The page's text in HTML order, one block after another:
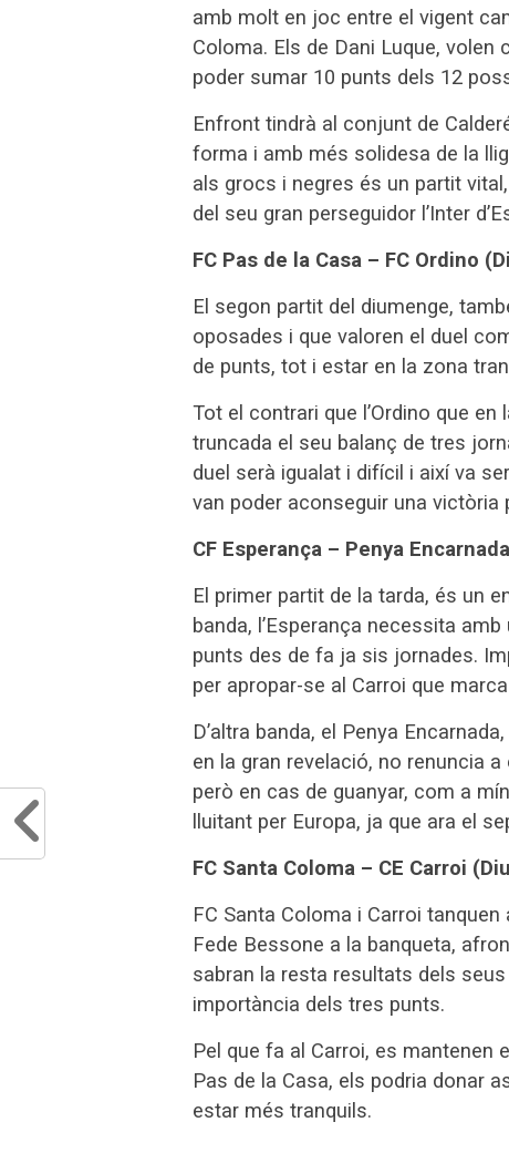
amb molt en joc entre el vigent
Coloma. Els de Dani Luque, volen
poder sumar 10 punts dels 12
Enfront tindrà al conjunt de
forma i amb més solidesa de la
als grocs i negres és un partit
del seu gran perseguidor l’Inter
FC Pas de la Casa – FC Ordino
El segon partit del diumenge,
oposades i que valoren el duel
de punts, tot i estar en la zona
Tot el contrari que l’Ordino que
truncada el seu balanç de tres
duel serà igualat i difícil i així va
van poder aconseguir una victòria
CF Esperança – Penya
El primer partit de la tarda, és un
banda, l’Esperança necessita
punts des de fa ja sis jornades.
per apropar-se al Carroi que
D’altra banda, el Penya
en la gran revelació, no renuncia
però en cas de guanyar, com a
lluitant per Europa, ja que ara el
FC Santa Coloma – CE Carroi
FC Santa Coloma i Carroi
Fede Bessone a la banqueta,
sabran la resta resultats dels
importància dels tres punts.
Pel que fa al Carroi, es mantenen
Pas de la Casa, els podria donar
estar més tranquils.